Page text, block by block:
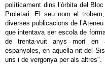
políticament dins l’òrbita del
Proletari. El seu nom el
diverses publicacions de
que intentava ser escola de
de trenta-vuit anys morí en
espanyoles, en aquella nit del
uns i de vergonya per als altres".